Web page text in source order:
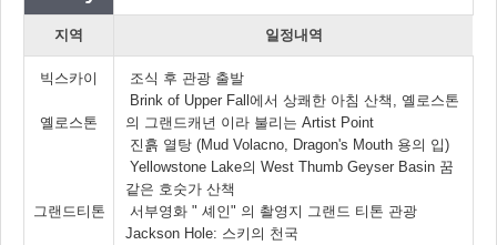
지역 일정내역
빅스카이
옐로스톤
그랜드티톤
조식 후 관광 출발
Brink of Upper Fall에서 상쾌한 아침 산책, 옐로스톤
의 그랜드캐년 이라 불리는 Artist Point
진흙 열탕 (Mud Volacno, Dragon's Mouth 용의 입)
Yellowstone Lake의 West Thumb Geyser Basin 꿈
같은 호숫가 산책
서부영화 " 셰인" 의 촬영지 그랜드 티톤 관광
Jackson Hole: 스키의 천국